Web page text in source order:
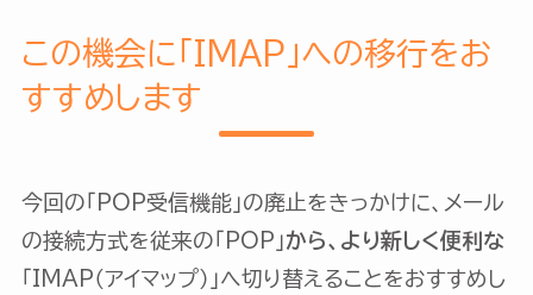
この機会に「IMAP」への移行をお
すすめします
今回の「POP受信機能」の廃止をきっかけに、メール
の接続方式を従来の「POP」から、より新しく便利な
「IMAP（アイマップ）」へ切り替えることをおすすめし